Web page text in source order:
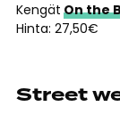
Kengät On the
Hinta: 27,50€
Street